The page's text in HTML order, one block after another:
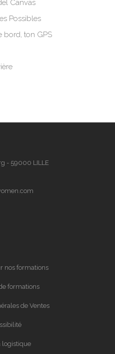
Canvas
Possibles
bord, ton GPS
- 59000 LILLE
nos formations
formations
de Ventes
logistique